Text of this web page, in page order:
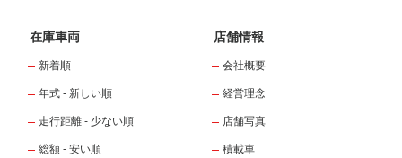
在庫車両
新着順
年式 - 新しい順
走行距離 - 少ない順
総額 - 安い順
店舗情報
会社概要
経営理念
店舗写真
積載車